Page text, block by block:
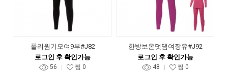
폴리웜기모여9부#J82
로그인 후 확인가능
56 찜 0
한방보온덧댐여장유#J92
로그인 후 확인가능
48 찜 0